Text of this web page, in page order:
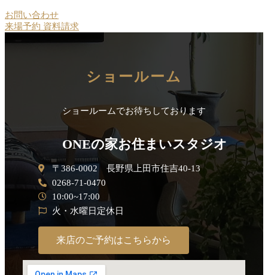
お問い合わせ
来場予約 資料請求
ショールーム
ショールームでお待ちしております
ONEの家お住まいスタジオ
〒386-0002 長野県上田市住吉40-13
0268-71-0470
10:00~17:00
火・水曜日定休日
来店のご予約はこちらから